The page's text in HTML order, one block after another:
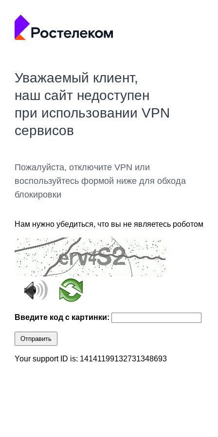
Уважаемый клиент,
наш сайт недоступен
при использовании VPN
сервисов
Пожалуйста, отключите VPN или
воспользуйтесь формой ниже для обхода
блокировки
Нам нужно убедиться, что вы не являетесь роботом
Введите код с картинки:
Отправить
Your support ID is: 14141199132731348693